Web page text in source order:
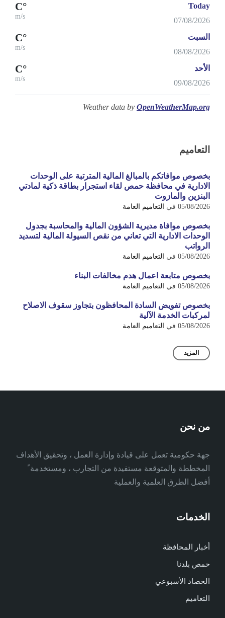
Today
07/08/2026
°C
m/s
السبت
08/08/2026
°C
m/s
الأحد
09/08/2026
°C
m/s
Weather data by OpenWeatherMap.org
التعاميم
بخصوص موافاتكم بالمبالغ المالية المترتبة على الوحدات
الادارية في محافظة حمص لقاء استجرار بطاقة ذكية لمادتي
البنزين والمازوت
05/08/2026 في التعاميم العامة
بخصوص موافاة مديرية الشؤون المالية والمحاسبة بجدول
الوحدات الادارية التي تعاني من نقص السيولة المالية لتسديد
الرواتب
05/08/2026 في التعاميم العامة
بخصوص متابعة اعمال هدم مخالفات البناء
05/08/2026 في التعاميم العامة
بخصوص تفويض السادة المحافظون بتجاوز سقوف الاصلاح
لمركبات الخدمة الآلية
05/08/2026 في التعاميم العامة
المزيد
من نحن
جهة حكومية تعمل على قيادة وإدارة العمل ، وتحقيق الأهداف
المخططة والمتوقعة مستفيدة من التجارب ، ومستخدمة ً
أفضل الطرق العلمية والعملية
الخدمات
أخبار المحافظة
حمص بلدنا
الحصاد الأسبوعي
التعاميم